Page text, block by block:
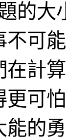
的大
不可
計
可
能的